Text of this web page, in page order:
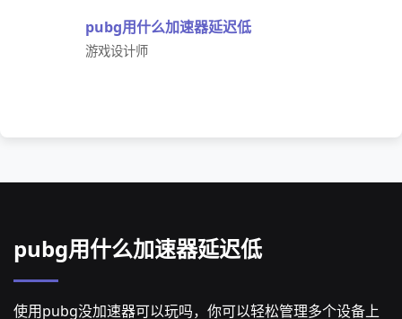
pubg用什么加速器延迟低
游戏设计师
pubg用什么加速器延迟低
使用pubg没加速器可以玩吗，你可以轻松管理多个设备上